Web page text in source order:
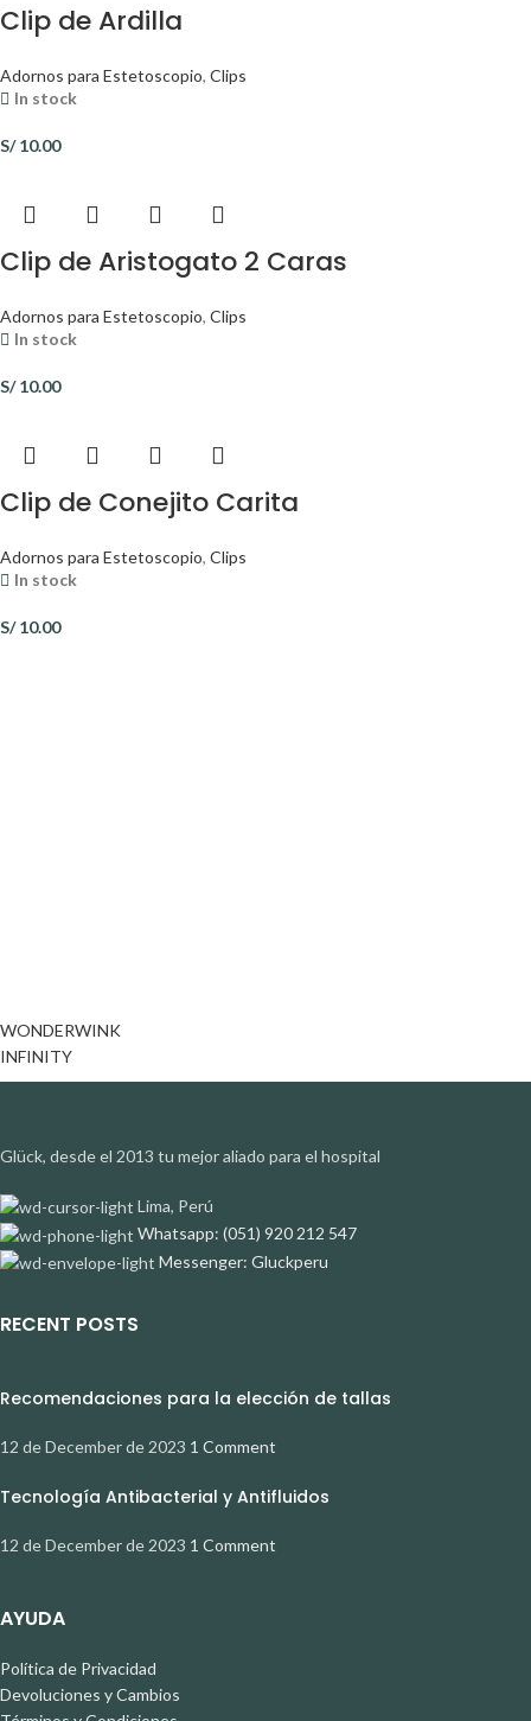
Clip de Ardilla
Adornos para Estetoscopio, Clips
In stock
S/10.00
Clip de Aristogato 2 Caras
Adornos para Estetoscopio, Clips
In stock
S/10.00
Clip de Conejito Carita
Adornos para Estetoscopio, Clips
In stock
S/10.00
WONDERWINK
INFINITY
Glück, desde el 2013 tu mejor aliado para el hospital
Lima, Perú
Whatsapp: (051) 920 212 547
Messenger: Gluckperu
RECENT POSTS
Recomendaciones para la elección de tallas
12 de December de 2023 1 Comment
Tecnología Antibacterial y Antifluidos
12 de December de 2023 1 Comment
AYUDA
Política de Privacidad
Devoluciones y Cambios